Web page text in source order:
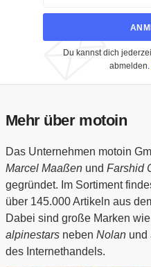
Du kannst dich
abmelden.
Mehr über motoin
Das Unternehmen motoin
Marcel Maaßenund Farshid
gegründet. Im Sortiment
über 145.000 Artikeln aus
Dabei sind große Marken wie
alpinestarsneben Nolanund
des Internethandels.